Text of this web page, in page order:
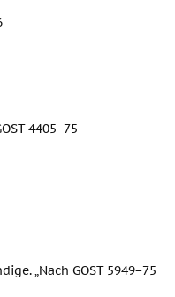
4405−75
„Nach GOST 5949−75